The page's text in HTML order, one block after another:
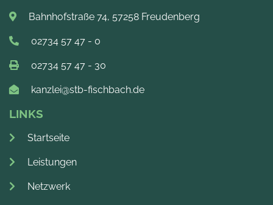
Bahnhofstraße 74, 57258 Freudenberg
02734 57 47 - 0
02734 57 47 - 30
kanzlei@stb-fischbach.de
LINKS
Startseite
Leistungen
Netzwerk